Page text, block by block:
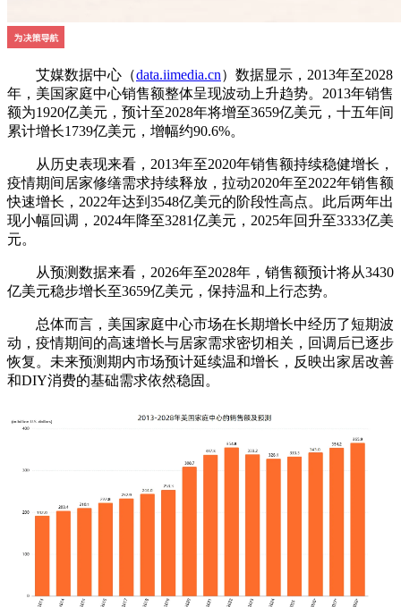
艾媒数据中心（data.iimedia.cn）数据显示，2013年至2028
年，美国家庭中心销售额整体呈现波动上升趋势。2013年销售
额为1920亿美元，预计至2028年将增至3659亿美元，十五年间
累计增长1739亿美元，增幅约90.6%。
从历史表现来看，2013年至2020年销售额持续稳健增长，
疫情期间居家修缮需求持续释放，拉动2020年至2022年销售额
快速增长，2022年达到3548亿美元的阶段性高点。此后两年出
现小幅回调，2024年降至3281亿美元，2025年回升至3333亿美
元。
从预测数据来看，2026年至2028年，销售额预计将从3430
亿美元稳步增长至3659亿美元，保持温和上行态势。
总体而言，美国家庭中心市场在长期增长中经历了短期波
动，疫情期间的高速增长与居家需求密切相关，回调后已逐步
恢复。未来预测期内市场预计延续温和增长，反映出家居改善
和DIY消费的基础需求依然稳固。